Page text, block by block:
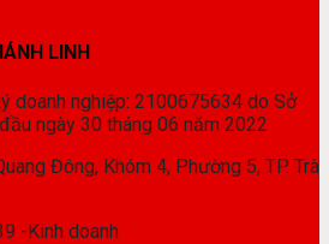
LINH
doanh nghiệp: 2100675634 do Sở
ngày 30 tháng 06 năm 2022
Đông, Khóm 4, Phường 5, TP. Trà
-Kinh doanh